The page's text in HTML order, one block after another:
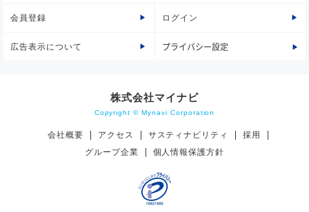
会員登録 ログイン
広告表示について プライバシー設定
株式会社マイナビ
Copyright © Mynavi Corporation
会社概要 アクセス サスティナビリティ
採用
グループ企業
個人情報保護方針